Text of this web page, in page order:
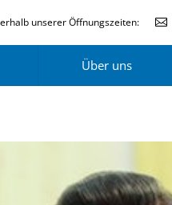
unserer Öffnungszeiten:
Über uns